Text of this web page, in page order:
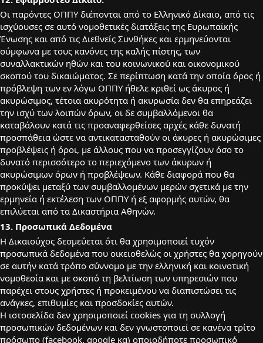
Οι παρόντες ΟΠΠΥ διέπονται από το Ελληνικό Δίκαιο, από τις
ισχύουσες σε αυτό νομοθετικές διατάξεις της Ευρωπαϊκής
Ένωσης και από τις Διεθνείς Συνθήκες και ερμηνεύονται
σύμφωνα με τους κανόνες της καλής πίστης, των
συναλλακτικών ηθών και του κοινωνικού και οικονομικού
σκοπού του δικαιώματος. Σε περίπτωση κατά την οποία όρος ή
πρόβλεψη των εν λόγω ΟΠΠΥ ήθελε κριθεί ως άκυρος ή
ακυρώσιμος, τέτοια ακυρότητα ή ακυρωσία δεν θα επηρεάζει
την ισχύ των λοιπών όρων, οι δε συμβαλλόμενοι θα
καταβάλουν κατά τις προαναφερθείσες αρχές κάθε δυνατή
προσπάθεια ώστε να αντικατασταθούν οι άκυρες ή ακυρώσιμες
προβλέψεις ή όροι, με άλλους που να προσεγγίζουν όσο το
δυνατό περισσότερο το περιεχόμενο των άκυρων ή
ακυρώσιμων όρων ή προβλέψεων. Κάθε διαφορά που θα
προκύψει μεταξύ των συμβαλλομένων μερών σχετικά με την
ερμηνεία ή εκτέλεση των ΟΠΠΥ ή εξ αφορμής αυτών, θα
επιλύεται από τα Δικαστήρια Αθηνών.
13. Προσωπικά Δεδομένα
Η Δικαιούχος δεσμεύεται ότι θα χρησιμοποιεί τυχόν
προσωπικά δεδομένα που οικειοθελώς οι χρήστες θα χορηγούν
σε αυτήν κατά τρόπο σύννομο με την ελληνική και κοινοτική
νομοθεσία και με σκοπό τη βελτίωση των υπηρεσιών που
παρέχει στους χρήστες ή προκειμένου να διαπιστώσει τις
ανάγκες, επιθυμίες και προσδοκίες αυτών.
Η ιστοσελίδα δεν χρησιμοποιεί cookies για τη συλλογή
προσωπικών δεδομένων και δεν γνωστοποιεί σε κανένα τρίτο
πρόσωπο (facebook, google κα) οποιοδήποτε προσωπικό